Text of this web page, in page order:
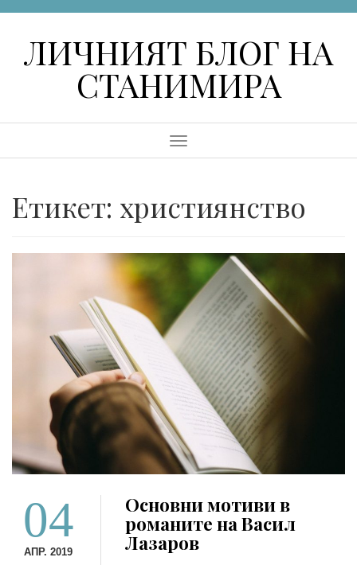
ЛИЧНИЯТ БЛОГ НА
СТАНИМИРА
Menu
Етикет: християнство
04
АПР. 2019
Основни мотиви в
романите на Васил
Лазаров